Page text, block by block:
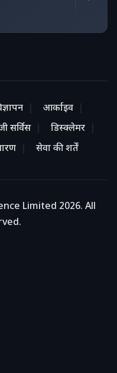
आर्काइव
सर्विस
डिस्क्लेमर
सेवा की शर्तें
Limited 2026. All